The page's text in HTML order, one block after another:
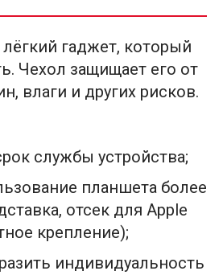
гаджет, который
Чехол защищает его от
влаги и других рисков.
службы устройства;
планшета более
отсек для Apple
крепление);
индивидуальность